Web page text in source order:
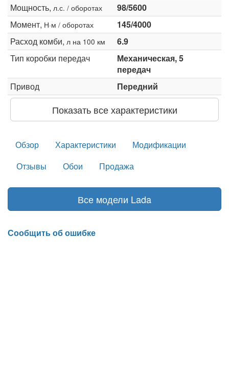
Мощность, л.с. / оборотах
98/5600
Момент, Н·м / оборотах
145/4000
Расход комби, л на 100 км
6.9
Тип коробки передач
Механическая, 5
передач
Привод
Передний
Показать все характеристики
Обзор Характеристики
Модификации
Отзывы
Обои Продажа
Все модели Lada
Сообщить об ошибке